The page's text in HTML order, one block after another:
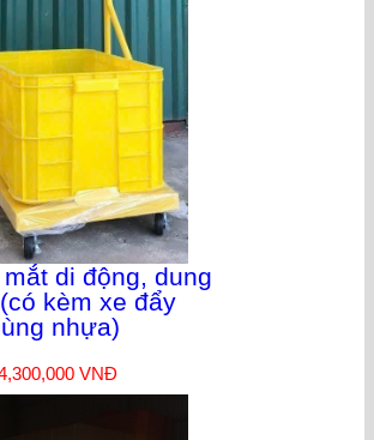
di động, dung
kèm xe đẩy
nhựa)
VNĐ